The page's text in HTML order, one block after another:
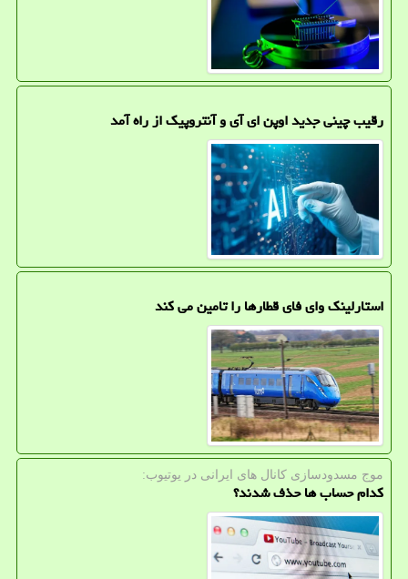
رقیب چینی جدید اوپن ای آی و آنتروپیک از راه آمد
استارلینک وای فای قطارها را تامین می کند
موج مسدودسازی كانال های ایرانی در یوتیوب:
کدام حساب ها حذف شدند؟